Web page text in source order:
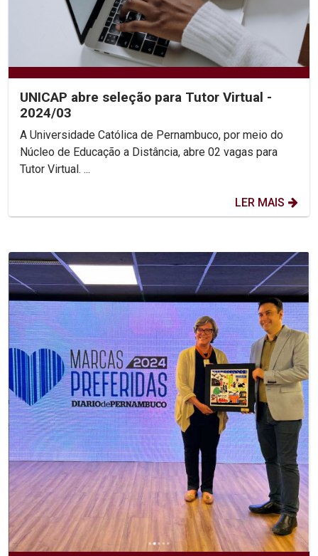
UNICAP abre seleção para Tutor Virtual -
2024/03
A Universidade Católica de Pernambuco, por meio do
Núcleo de Educação a Distância, abre 02 vagas para
Tutor Virtual. ...
LER MAIS